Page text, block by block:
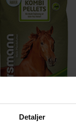
Detaljer